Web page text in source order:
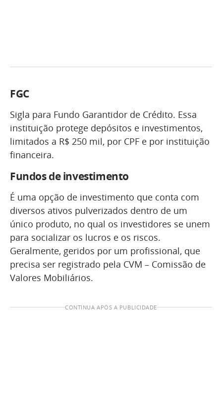
FGC
Sigla para Fundo Garantidor de Crédito. Essa
instituição protege depósitos e investimentos,
limitados a R$ 250 mil, por CPF e por instituição
financeira.
Fundos de investimento
É uma opção de investimento que conta com
diversos ativos pulverizados dentro de um
único produto, no qual os investidores se unem
para socializar os lucros e os riscos.
Geralmente, geridos por um profissional, que
precisa ser registrado pela CVM – Comissão de
Valores Mobiliários.
CONTINUA APÓS A PUBLICIDADE